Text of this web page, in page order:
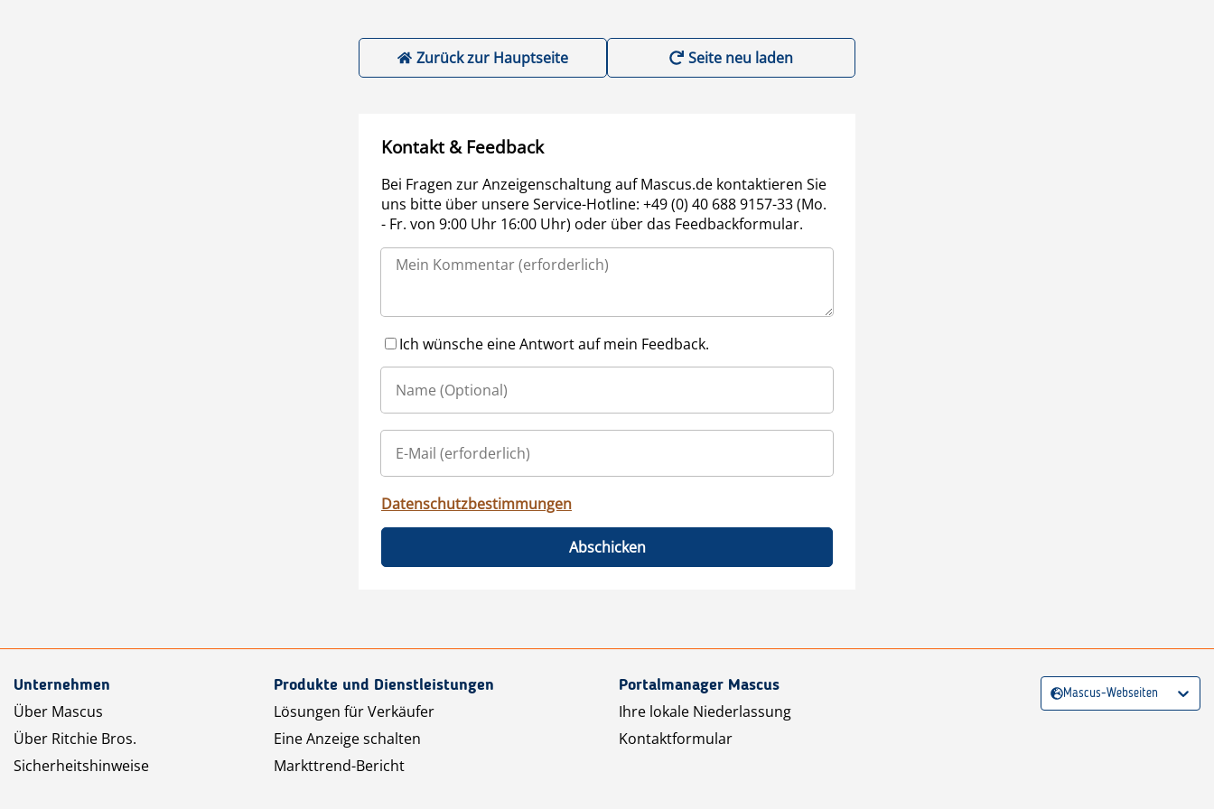
Zurück zur Hauptseite Seite neu laden
Kontakt & Feedback
Bei Fragen zur Anzeigenschaltung auf Mascus.de kontaktieren Sie
uns bitte über unsere Service-Hotline: +49 (0) 40 688 9157-33 (Mo.
- Fr. von 9:00 Uhr 16:00 Uhr) oder über das Feedbackformular.
Ich wünsche eine Antwort auf mein Feedback.
Datenschutzbestimmungen
Abschicken
Unternehmen
Über Mascus
Über Ritchie Bros.
Sicherheitshinweise
Produkte und Dienstleistungen
Lösungen für Verkäufer
Eine Anzeige schalten
Markttrend-Bericht
Portalmanager Mascus
Ihre lokale Niederlassung
Kontaktformular
Mascus-Webseiten